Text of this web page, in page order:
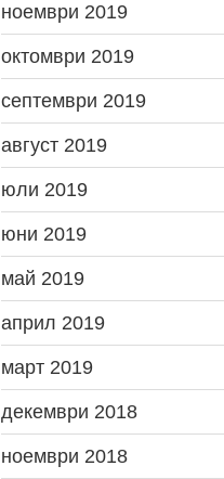
ноември 2019
октомври 2019
септември 2019
август 2019
юли 2019
юни 2019
май 2019
април 2019
март 2019
декември 2018
ноември 2018